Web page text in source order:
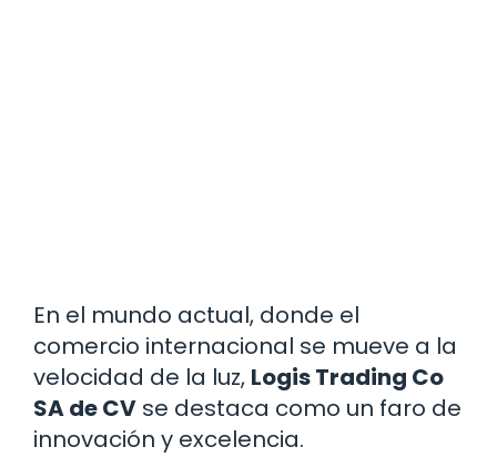
En el mundo actual, donde el
comercio internacional se mueve a la
velocidad de la luz, Logis Trading Co
SA de CV se destaca como un faro de
innovación y excelencia.